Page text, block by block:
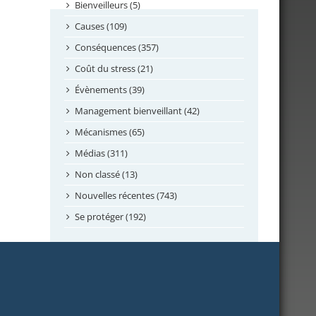
septembre 2024
août 2024
juillet 2024
juin 2024
mai 2024
avril 2024
février 2024
janvier 2024
novembre 2023
octobre 2023
septembre 2023
Bienveilleurs (5)
Causes (109)
Conséquences (357)
Coût du stress (21)
Évènements (39)
Management bienveillant (42)
Mécanismes (65)
Médias (311)
Non classé (13)
Nouvelles récentes (743)
Se protéger (192)